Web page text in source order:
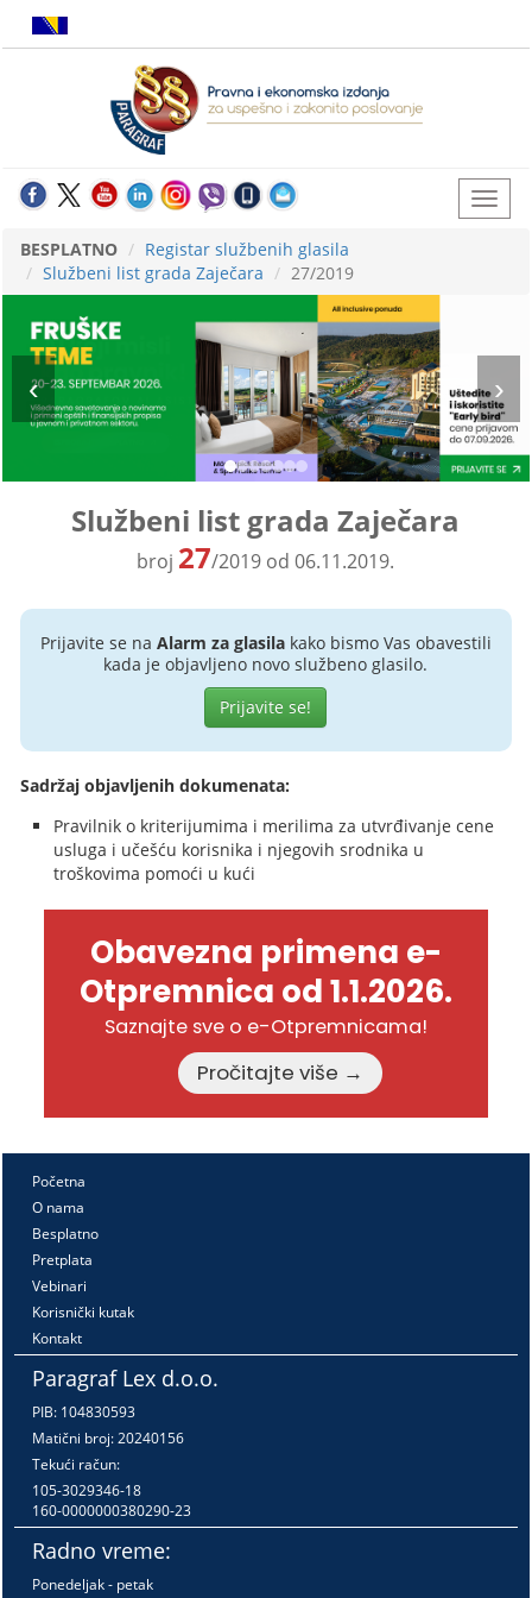
BESPLATNO
Registar službenih glasila
Službeni list grada Zaječara
27/2019
Službeni list grada Zaječara
broj 27/2019 od 06.11.2019.
Prijavite se na Alarm za glasilakako bismo Vas obavestili
kada je objavljeno novo službeno glasilo.
Prijavite se!
Sadržaj objavljenih dokumenata:
Pravilnik o kriterijumima i merilima za utvrđivanje cene
usluga i učešću korisnika i njegovih srodnika u
troškovima pomoći u kući
Obavezna primena e-
Otpremnica od 1.1.2026.
Saznajte sve o e-Otpremnicama!
Pročitajte više →
Početna
O nama
Besplatno
Pretplata
Vebinari
Korisnički kutak
Kontakt
Paragraf Lex d.o.o.
PIB: 104830593
Matični broj: 20240156
Tekući račun:
105-3029346-18
160-0000000380290-23
Radno vreme:
Ponedeljak - petak